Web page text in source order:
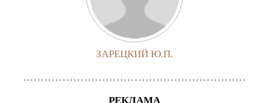
ЗАРЕЦКИЙ Ю.П.
РЕКЛАМА